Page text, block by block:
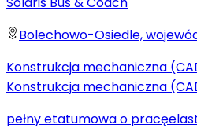
Bolechowo-Osiedle,
Konstrukcja mechaniczna
Konstrukcja mechaniczna
pełny etatumowa o pracę